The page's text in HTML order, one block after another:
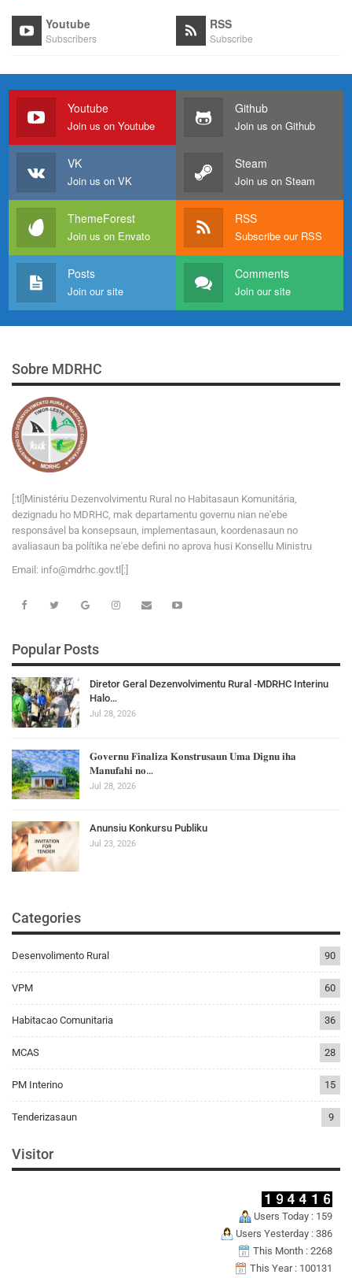
Youtube
Subscribers
RSS
Subscribe
Youtube
Join us on Youtube
Github
Join us on Github
VK
Join us on VK
Steam
Join us on Steam
ThemeForest
Join us on Envato
RSS
Subscribe our RSS
Posts
Join our site
Comments
Join our site
Sobre MDRHC
[:tl]Ministériu Dezenvolvimentu Rural no Habitasaun Komunitária,
dezignadu ho MDRHC, mak departamentu governu nian ne'ebe
responsável ba konsepsaun, implementasaun, koordenasaun no
avaliasaun ba polítika ne'ebe defini no aprova husi Konsellu Ministru
Email: info@md rhc.gov.tl[:]
Popular Posts
Diretor Geral Dezenvolvimentu Rural -MDRHC Interinu
Halo…
Jul 28, 2026
𝐆𝐨𝐯𝐞𝐫𝐧𝐮 𝐅𝐢𝐧𝐚𝐥𝐢𝐳𝐚 𝐊𝐨𝐧𝐬𝐭𝐫𝐮𝐬𝐚𝐮𝐧 𝐔𝐦𝐚 𝐃𝐢𝐠𝐧𝐮 𝐢𝐡𝐚
𝐌𝐚𝐧𝐮𝐟𝐚𝐡𝐢 𝐧𝐨…
Jul 28, 2026
Anunsiu Konkursu Publiku
Jul 23, 2026
Categories
Desenvolimento Rural 90
VPM 60
Habitacao Comunitaria 36
MCAS 28
PM Interino 15
Tenderizasaun 9
Visitor
Users Today : 159
Users Yesterday : 386
This Month : 2268
This Year : 100131